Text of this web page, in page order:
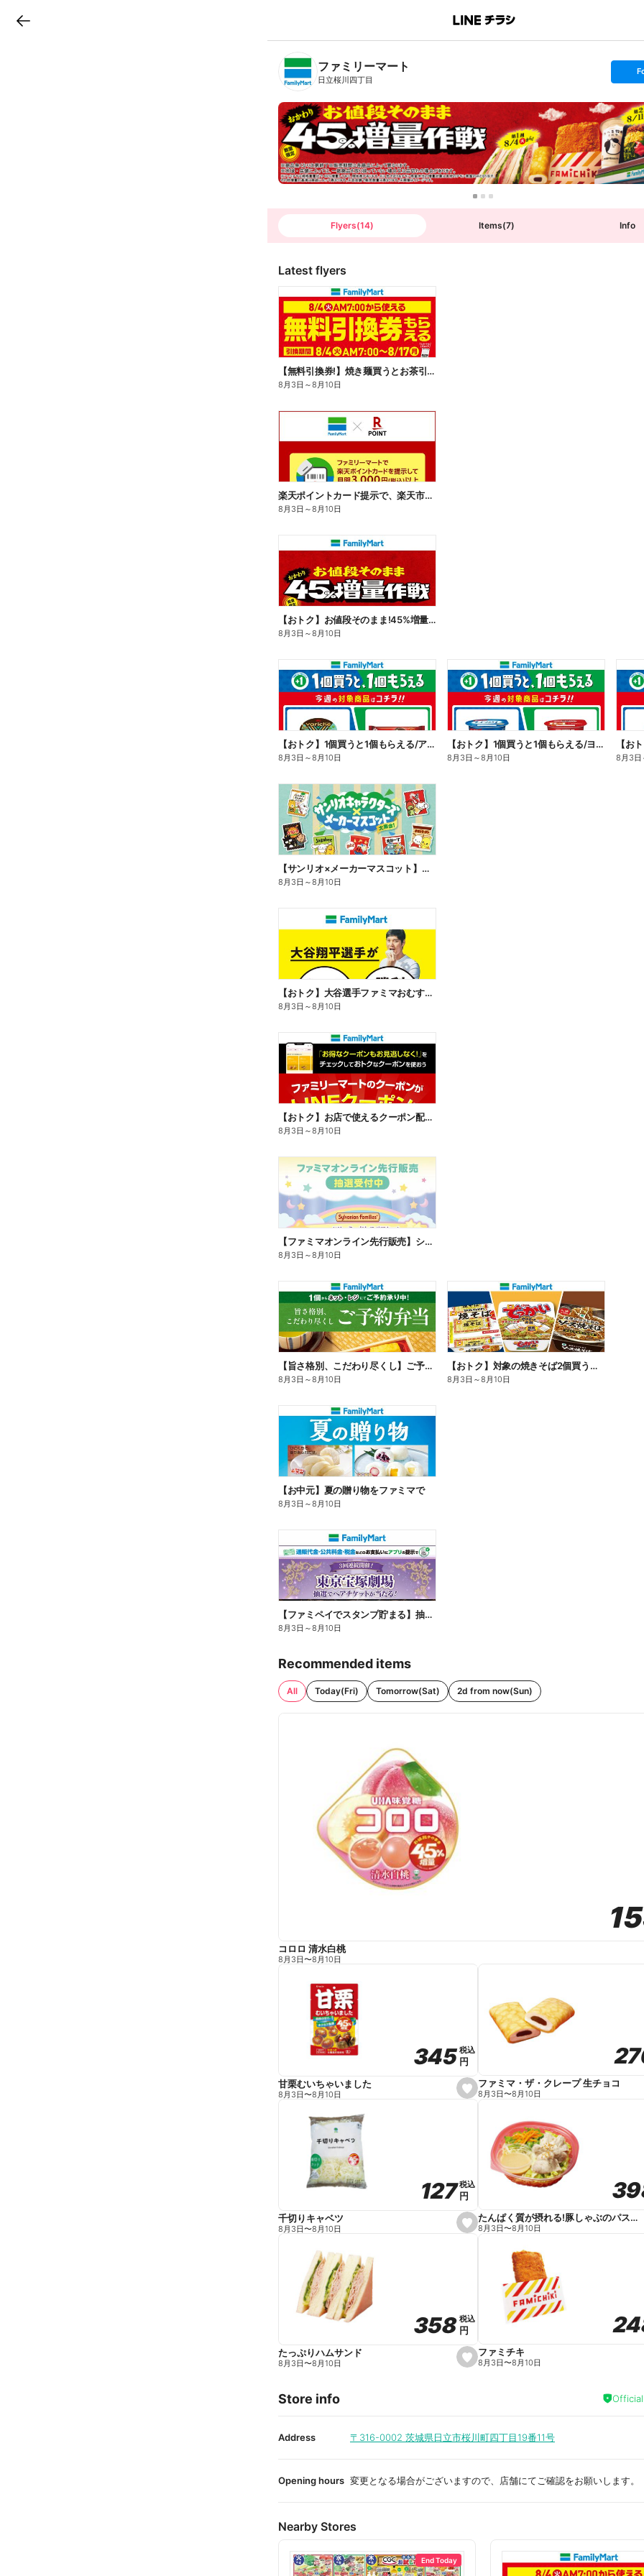
B
n
T
ファミリーマート
日立桜川四丁目
s
t
o
l
l
o
w
Flyers(14) Items(7) Info
Latest flyers
【無料引換券!】焼き麺買うとお茶引換券貰える!
8月3日 ～8月10日
楽天ポイントカード提示で、楽天市場でのお買い物がおトクに!
8月3日 ～8月10日
【おトク】お値段そのまま!45%増量作戦!
8月3日 ～8月10日
【おトク】1個買うと1個もらえる/アイス
8月3日 ～8月10日
【おトク】1個買うと1個もらえる/ヨーグルト
8月3日 ～8月10日
【お
8月3日
【サンリオ×メーカーマスコット】オリジナルグッズ貰える!
8月3日 ～8月10日
【おトク】大谷選手ファミマおむすび割
8月3日 ～8月10日
【おトク】お店で使えるクーポン配信中
8月3日 ～8月10日
【ファミマオンライン先行販売】シルバニアファミリー
8月3日 ～8月10日
【旨さ格別、こだわり尽くし】ご予約弁当
8月3日 ～8月10日
【おトク】対象の焼きそば2個買うと100円引き!
8月3日 ～8月10日
【お中元】夏の贈り物をファミマで
8月3日 ～8月10日
【ファミペイでスタンプ貯まる】抽選でペアチケットが当たる!
8月3日 ～8月10日
Recommended items
All Today(Fri) Tomorrow(Sat) 2d from now(Sun)
コロロ 清水白桃
8月3日〜8月10日
s
e
e
345
345税込
税込
円
円
甘栗むいちゃいました
8月3日〜8月10日
ファミマ・ザ・クレープ 生チョコ
8月3日〜8月10日
s
e
e
127
127税込
税込
円
円
千切りキャベツ
8月3日〜8月10日
たんぱく質が摂れる!豚しゃぶのパスタサラダ
8月3日〜8月10日
s
e
i
t
358
358税込
税込
円
円
たっぷりハムサンド
8月3日〜8月10日
ファミチキ
8月3日〜8月10日
Store info
Address 〒316-0002 茨城県日立市桜川町四丁目19番11号
Opening hours 変更となる場合がございますので、店舗にてご確認をお願いします。
Nearby Stores
End Today